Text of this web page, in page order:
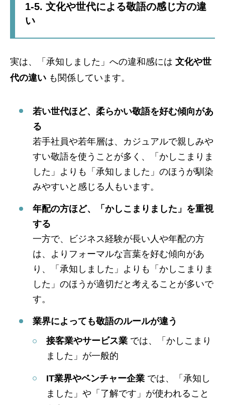
1-5. 文化や世代による敬語の感じ方の違
い
実は、「承知しました」への違和感には 文化や世
代の違い も関係しています。
若い世代ほど、柔らかい敬語を好む傾向があ
る
若手社員や若年層は、カジュアルで親しみや
すい敬語を使うことが多く、「かしこまりま
した」よりも「承知しました」のほうが馴染
みやすいと感じる人もいます。
年配の方ほど、「かしこまりました」を重視
する
一方で、ビジネス経験が長い人や年配の方
は、よりフォーマルな言葉を好む傾向があ
り、「承知しました」よりも「かしこまりま
した」のほうが適切だと考えることが多いで
す。
業界によっても敬語のルールが違う
接客業やサービス業 では、「かしこまり
ました」が一般的
IT業界やベンチャー企業 では、「承知し
ました」や「了解です」が使われること